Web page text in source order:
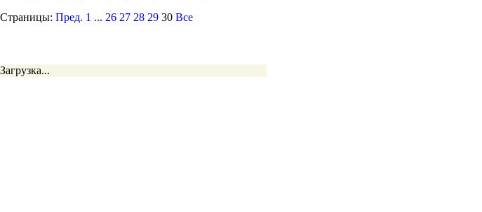
Страницы: Пред. 1 ... 26 27 28 29 30 Все
Загрузка...